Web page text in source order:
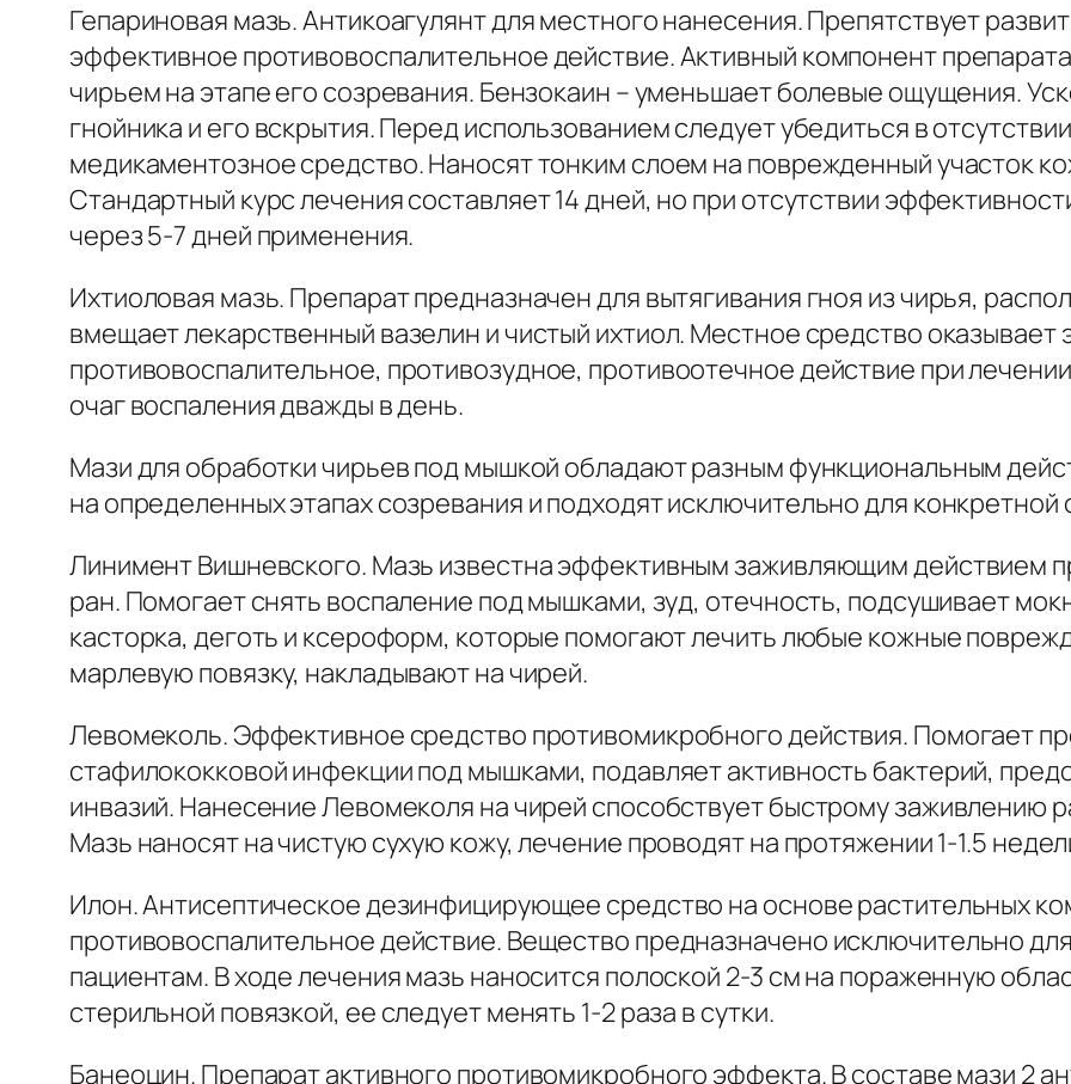
Гепариновая мазь. Антикоагулянт для местного нанесения. Препятствует
эффективное противовоспалительное действие. Активный компонент
чирьем на этапе его созревания. Бензокаин – уменьшает болевые ощущения.
гнойника и его вскрытия. Перед использованием следует убедиться в
медикаментозное средство. Наносят тонким слоем на поврежденный участок
Стандартный курс лечения составляет 14 дней, но при отсутствии
через 5-7 дней применения.
Ихтиоловая мазь. Препарат предназначен для вытягивания гноя из чирья,
вмещает лекарственный вазелин и чистый ихтиол. Местное средство
противовоспалительное, противозудное, противоотечное действие при
очаг воспаления дважды в день.
Мази для обработки чирьев под мышкой обладают разным функциональным
на определенных этапах созревания и подходят исключительно для конкретной
Линимент Вишневского. Мазь известна эффективным заживляющим действием
ран. Помогает снять воспаление под мышками, зуд, отечность, подсушивает
касторка, деготь и ксероформ, которые помогают лечить любые кожные
марлевую повязку, накладывают на чирей.
Левомеколь. Эффективное средство противомикробного действия. Помогает
стафилококковой инфекции под мышками, подавляет активность бактерий,
инвазий. Нанесение Левомеколя на чирей способствует быстрому заживлению
Мазь наносят на чистую сухую кожу, лечение проводят на протяжении 1-1.5
Илон. Антисептическое дезинфицирующее средство на основе растительных
противовоспалительное действие. Вещество предназначено исключительно
пациентам. В ходе лечения мазь наносится полоской 2-3 см на пораженную
стерильной повязкой, ее следует менять 1-2 раза в сутки.
Банеоцин. Препарат активного противомикробного эффекта. В составе мази 2